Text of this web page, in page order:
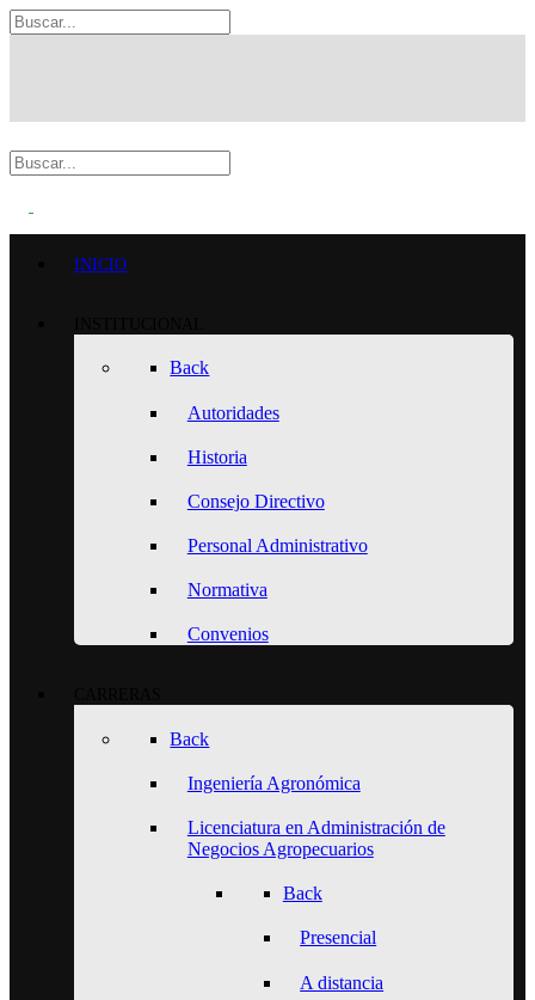
INICIO
Back
Autoridades
Historia
Consejo Directivo
Personal Administrativo
Normativa
Convenios
Back
Ingeniería Agronómica
Licenciatura en Administración de
Negocios Agropecuarios
Back
Presencial
A distancia